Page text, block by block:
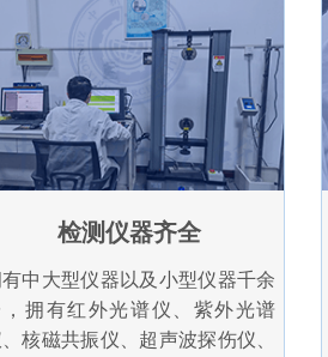
检测仪器齐全
中大型仪器以及小型仪器千余
，拥有红外光谱仪、紫外光谱
核磁共振仪、超声波探伤仪、